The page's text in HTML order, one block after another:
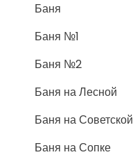
Баня
Баня №1
Баня №2
Баня на Лесной
Баня на Советской
Баня на Сопке